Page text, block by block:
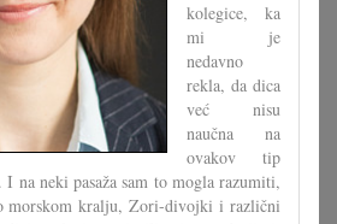
kolegice, ka
mi je
nedavno
rekla, da dica
već nisu
naučna na
ovakov tip
na neki pasaža sam to mogla razumiti,
morskom kralju, Zori-divojki i različni